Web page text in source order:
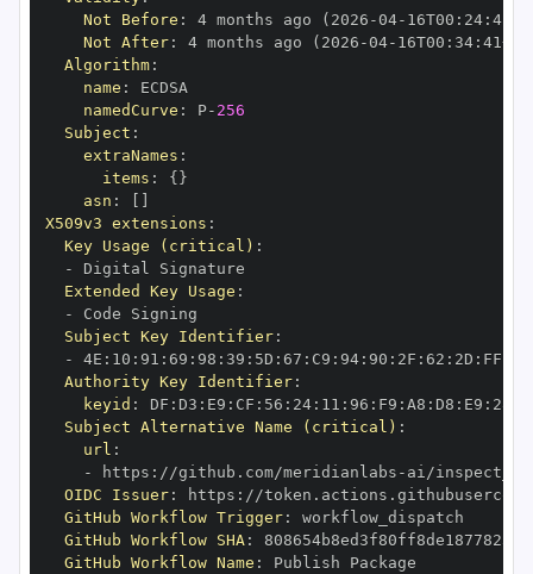
Not Before : 4 months ago (2026 -04- 16T00 : 24:
Not After: 4 months ago (2026 -04- 16T00 : 34: 41+00
Algorithm:
name :
namedCurve : P- 256
Subject :
extraNames :
items : { }
asn :
X509v3 extensions :
Key Usage (critical) :
-
Extended Key Usage :
-
Subject Key Identifier:
-
4E : 10 : 91 : 69 : 98 : 39 : 5D : 67 : C9 : 94: 90 : 2F : 62 : 2D : FF
Authority Key Identifier:
keyid : DF : D3 : E9 : CF : 56 : 24: 11 : 96 : F9 : A8 : D8 : E9 : 28
Subject Alternative Name (critical) :
url :
-
https : //github.com/meridianlabs -
OIDC Issuer: https :
GitHub Workflow Trigger:
GitHub Workflow SHA:
GitHub Workflow Name :